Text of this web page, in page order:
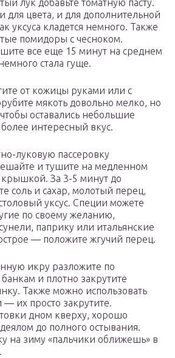
лук добавьте томатную пасту.
для цвета, и для дополнительной
уксуса кладется немного. Также
помидоры с чесноком.
все еще 15 минут на среднем
стала гуще.
от кожицы руками или с
мякоть довольно мелко, но
оставались небольшие
более интересный вкус.
луковую пассеровку
и тушите на медленном
За 3-5 минут до
соль и сахар, молотый перец,
уксус. Специи можете
по своему желанию,
паприку или итальянские
— положите жгучий перец.
икру разложите по
и плотно закрутите
Также можно использовать
их просто закрутите.
дном кверху, хорошо
до полного остывания.
на зиму «пальчики оближешь» в